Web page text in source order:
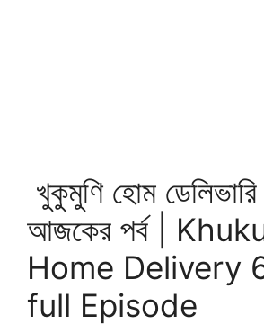
খুকুমুণি হোম ডেলিভারি
আজকের পর্ব |
Home Delivery
full Episode